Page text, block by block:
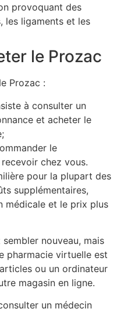
provoquant des
les ligaments et les
le Prozac
Prozac :
à consulter un
et acheter le
le
chez vous.
pour la plupart des
supplémentaires,
médicale et le prix plus
nouveau, mais
pharmacie virtuelle est
ou un ordinateur
magasin en ligne.
un médecin